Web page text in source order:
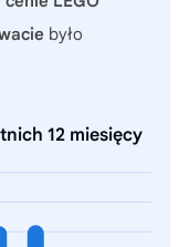
było
12 miesięcy